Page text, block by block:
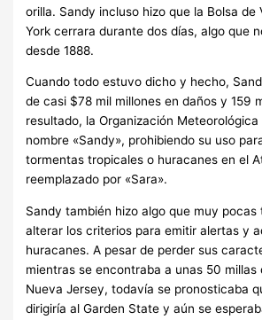
orilla. Sandy incluso hizo que la Bolsa de
York cerrara durante dos días, algo que
desde 1888.
Cuando todo estuvo dicho y hecho,
de casi $78 mil millones en daños y 159
resultado, la Organización
nombre «Sandy», prohibiendo su uso
tormentas tropicales o huracanes en el
reemplazado por «Sara».
Sandy también hizo algo que muy
alterar los criterios para emitir alertas y
huracanes. A pesar de perder sus
mientras se encontraba a unas 50 millas
Nueva Jersey, todavía se pronosticaba
dirigiría al Garden State y aún se